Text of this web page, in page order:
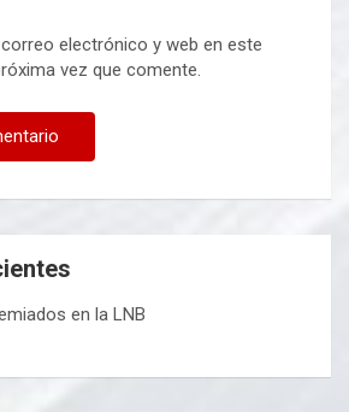
electrónico y web en este
vez que comente.
en la LNB